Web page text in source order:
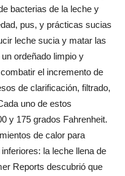
bacterias de la leche y
pus, y prácticas sucias
leche sucia y matar las
ordeñado limpio y
el incremento de
de clarificación, filtrado,
uno de estos
y 175 grados Fahrenheit.
de calor para
la leche llena de
Reports descubrió que